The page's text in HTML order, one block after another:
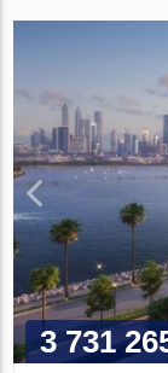
3 731